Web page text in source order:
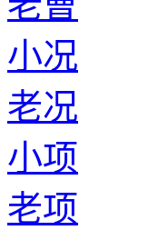
小况
老况
小项
老项